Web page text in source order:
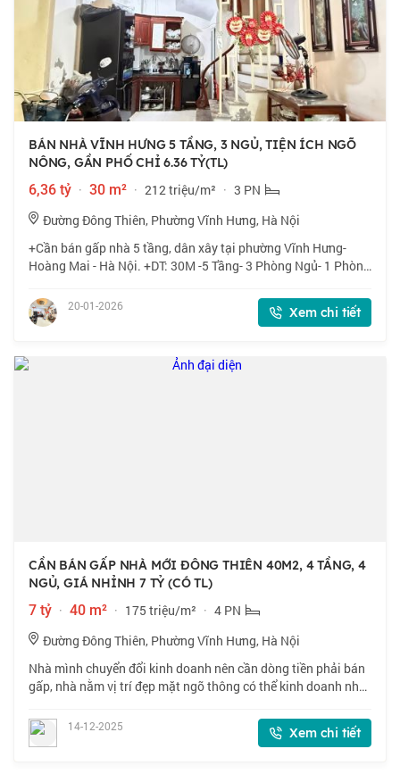
BÁN NHÀ VĨNH HƯNG 5 TẦNG, 3 NGỦ, TIỆN ÍCH NGÕ
NÔNG, GẦN PHỐ CHỈ 6.36 TỶ(TL)
6,36 tỷ · 30 m² · 212 triệu/m² · 3 PN
Đường Đông Thiên, Phường Vĩnh Hưng, Hà Nội
+Cần bán gấp nhà 5 tầng, dân xây tại phường Vĩnh Hưng-
Hoàng Mai - Hà Nội. +DT: 30M -5 Tầng- 3 Phòng Ngủ- 1 Phòng
ô tô, ngõ nông rộng và
20-01-2026 Xem chi tiết
CẦN BÁN GẤP NHÀ MỚI ĐÔNG THIÊN 40M2, 4 TẦNG, 4
NGỦ, GIÁ NHỈNH 7 TỶ (CÓ TL)
7 tỷ · 40 m² · 175 triệu/m² · 4 PN
Đường Đông Thiên, Phường Vĩnh Hưng, Hà Nội
Nhà mình chuyển đổi kinh doanh nên cần dòng tiền phải bán
gấp, nhà nằm vị trí đẹp mặt ngõ thông có thể kinh doanh nhỏ,
+ bếp vs Tầng 2,3 Mỗi t
14-12-2025 Xem chi tiết